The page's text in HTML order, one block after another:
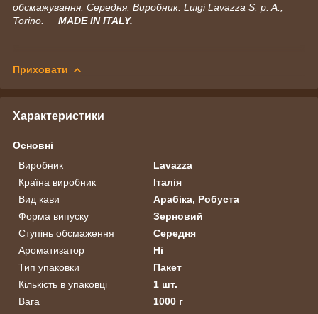
обсмажування: Середня. Виробник: Luigi Lavazza S. p. A.,
Torino. MADE IN ITALY.
Приховати
Характеристики
Основні
Виробник
Lavazza
Країна виробник
Італія
Вид кави
Арабіка, Робуста
Форма випуску
Зерновий
Ступінь обсмаження
Середня
Ароматизатор
Ні
Тип упаковки
Пакет
Кількість в упаковці
1 шт.
Вага
1000 г